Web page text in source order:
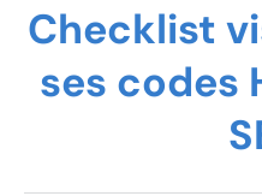
Checklist
ses codes